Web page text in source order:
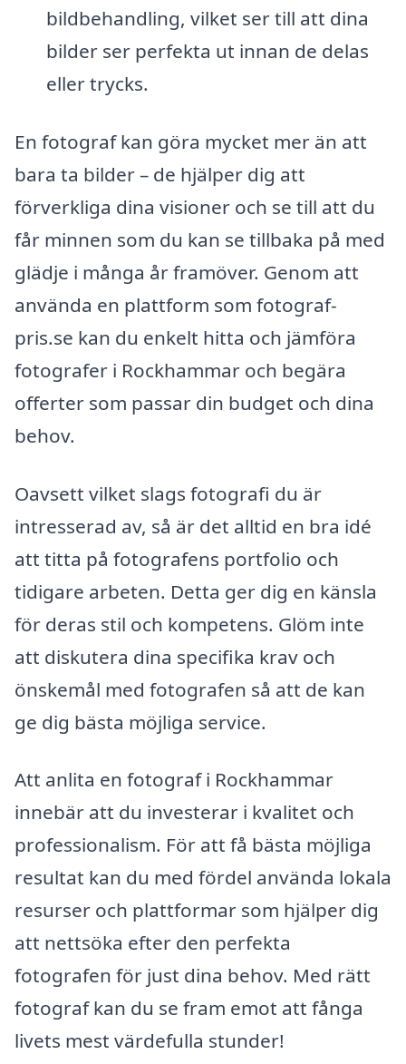
bildbehandling, vilket ser till att dina
bilder ser perfekta ut innan de delas
eller trycks.
En fotograf kan göra mycket mer än att
bara ta bilder – de hjälper dig att
förverkliga dina visioner och se till att du
får minnen som du kan se tillbaka på med
glädje i många år framöver. Genom att
använda en plattform som fotograf-
pris.se kan du enkelt hitta och jämföra
fotografer i Rockhammar och begära
offerter som passar din budget och dina
behov.
Oavsett vilket slags fotografi du är
intresserad av, så är det alltid en bra idé
att titta på fotografens portfolio och
tidigare arbeten. Detta ger dig en känsla
för deras stil och kompetens. Glöm inte
att diskutera dina specifika krav och
önskemål med fotografen så att de kan
ge dig bästa möjliga service.
Att anlita en fotograf i Rockhammar
innebär att du investerar i kvalitet och
professionalism. För att få bästa möjliga
resultat kan du med fördel använda lokala
resurser och plattformar som hjälper dig
att nettsöka efter den perfekta
fotografen för just dina behov. Med rätt
fotograf kan du se fram emot att fånga
livets mest värdefulla stunder!